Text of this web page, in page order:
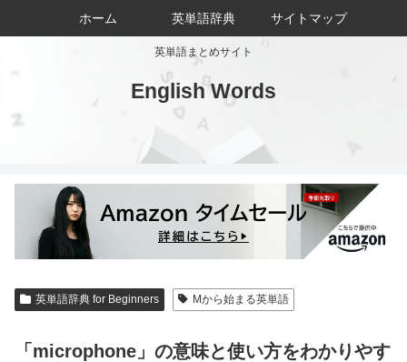
英単語まとめサイト
English Words
ホーム 英単語辞典 サイトマップ
英単語辞典 for Beginners Mから始まる英単語
「microphone」の意味と使い方をわかりやす